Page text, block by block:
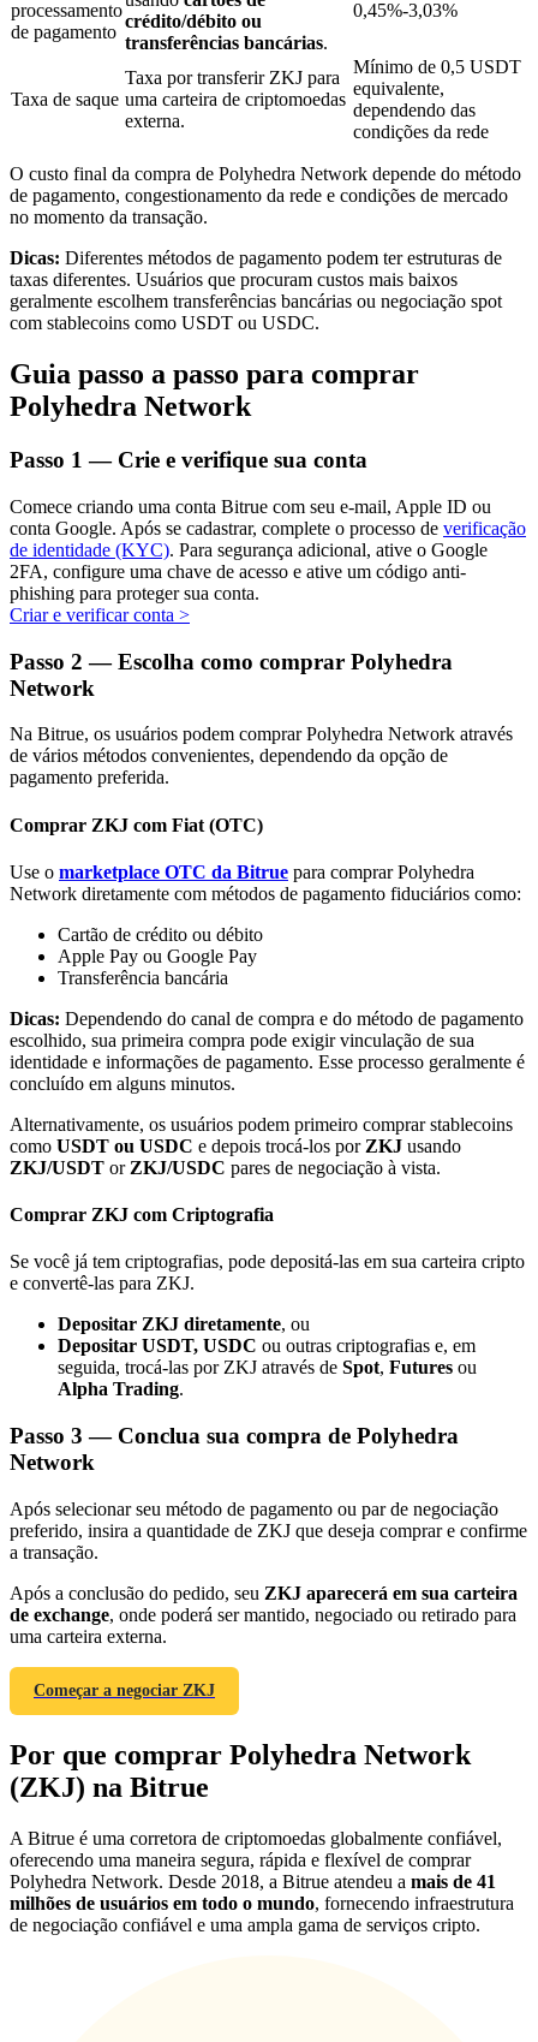
Investimento Automático
Aprenda a apostar
Parceiros Bitrue
Afiliados Bitrue
Até 65% de comissões!
Indicação
Convide um amigo para receber recompensas em dinheiro
BTC Welcome Rewards
BTC Welcome Rewards
Deposit & Trade BTC to Share 25000 USDT prize pool!
Share 500000 CASHCAT prize pool
Exclusive for BitMart Users
Register & Trade to Win 500,000 USDT
processamento
de pagamento
crédito/débito ou
transferências bancárias.
0,45%-3,03%
Taxa de saque
Taxa por transferir ZKJ para
uma carteira de criptomoedas
externa.
Mínimo de 0,5 USDT
equivalente,
dependendo das
condições da rede
O custo final da compra de Polyhedra Network depende do método
de pagamento, congestionamento da rede e condições de mercado
no momento da transação.
Dicas: Diferentes métodos de pagamento podem ter estruturas de
taxas diferentes. Usuários que procuram custos mais baixos
geralmente escolhem transferências bancárias ou negociação spot
com stablecoins como USDT ou USDC.
Guia passo a passo para comprar
Polyhedra Network
Passo 1 — Crie e verifique sua conta
Comece criando uma conta Bitrue com seu e-mail, Apple ID ou
conta Google. Após se cadastrar, complete o processo de verificação
de identidade (KYC). Para segurança adicional, ative o Google
2FA, configure uma chave de acesso e ative um código anti-
phishing para proteger sua conta.
Criar e verificar conta >
Passo 2 — Escolha como comprar Polyhedra
Network
Na Bitrue, os usuários podem comprar Polyhedra Network através
de vários métodos convenientes, dependendo da opção de
pagamento preferida.
Comprar ZKJ com Fiat (OTC)
Use o marketplace OTC da Bitrue para comprar Polyhedra
Network diretamente com métodos de pagamento fiduciários como:
Cartão de crédito ou débito
Apple Pay ou Google Pay
Transferência bancária
Dicas: Dependendo do canal de compra e do método de pagamento
escolhido, sua primeira compra pode exigir vinculação de sua
identidade e informações de pagamento. Esse processo geralmente é
concluído em alguns minutos.
Alternativamente, os usuários podem primeiro comprar stablecoins
como USDT ou USDC e depois trocá-los por ZKJ usando
ZKJ/USDT or ZKJ/USDC pares de negociação à vista.
Comprar ZKJ com Criptografia
Se você já tem criptografias, pode depositá-las em sua carteira cripto
e convertê-las para ZKJ.
Depositar ZKJ diretamente, ou
Depositar USDT, USDC ou outras criptografias e, em
seguida, trocá-las por ZKJ através de Spot, Futures ou
Alpha Trading.
Passo 3 — Conclua sua compra de Polyhedra
Network
Após selecionar seu método de pagamento ou par de negociação
preferido, insira a quantidade de ZKJ que deseja comprar e confirme
a transação.
Após a conclusão do pedido, seu ZKJ aparecerá em sua carteira
de exchange, onde poderá ser mantido, negociado ou retirado para
uma carteira externa.
Começar a negociar ZKJ
Por que comprar Polyhedra Network
(ZKJ) na Bitrue
A Bitrue é uma corretora de criptomoedas globalmente confiável,
oferecendo uma maneira segura, rápida e flexível de comprar
Polyhedra Network. Desde 2018, a Bitrue atendeu a mais de 41
milhões de usuários em todo o mundo, fornecendo infraestrutura
de negociação confiável e uma ampla gama de serviços cripto.